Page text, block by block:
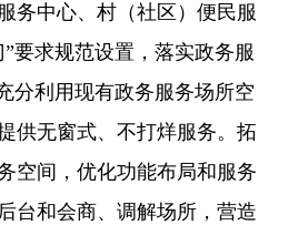
务中心、村（社区）便民服
要求规范设置，落实政务服
分利用现有政务服务场所空
供无窗式、不打烊服务。拓
空间，优化功能布局和服务
台和会商、调解场所，营造